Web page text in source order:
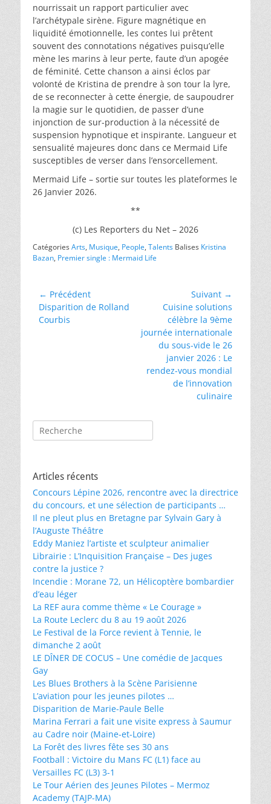
nourrissait un rapport particulier avec
l’archétypale sirène. Figure magnétique en
liquidité émotionnelle, les contes lui prêtent
souvent des connotations négatives puisqu’elle
mène les marins à leur perte, faute d’un apogée
de féminité. Cette chanson a ainsi éclos par
volonté de Kristina de prendre à son tour la lyre,
de se reconnecter à cette énergie, de saupoudrer
la magie sur le quotidien, de passer d’une
injonction de sur-production à la nécessité de
suspension hypnotique et inspirante. Langueur et
sensualité majeures donc dans ce Mermaid Life
susceptibles de verser dans l’ensorcellement.
Mermaid Life – sortie sur toutes les plateformes le
26 Janvier 2026.
**
(c) Les Reporters du Net – 2026
CatégoriesArts, Musique, People, Talents Balises Kristina
Bazan, Premier single : Mermaid Life
Navigation
de
l’article
← Précédent
Article
précédent :
Disparition de Rolland
Courbis
Suivant →
suivant :
Cuisine solutions
célèbre la 9ème
journée internationale
du sous-vide le 26
janvier 2026 : Le
rendez-vous mondial
de l’innovation
culinaire
Rechercher :
Articles récents
Concours Lépine 2026, rencontre avec la directrice
du concours, et une sélection de participants …
Il ne pleut plus en Bretagne par Sylvain Gary à
l’Auguste Théâtre
Eddy Maniez l’artiste et sculpteur animalier
Librairie : L’Inquisition Française – Des juges
contre la justice ?
Incendie : Morane 72, un Hélicoptère bombardier
d’eau léger
La REF aura comme thème « Le Courage »
La Route Leclerc du 8 au 19 août 2026
Le Festival de la Force revient à Tennie, le
dimanche 2 août
LE DÎNER DE COCUS – Une comédie de Jacques
Gay
Les Blues Brothers à la Scène Parisienne
L’aviation pour les jeunes pilotes …
Disparition de Marie-Paule Belle
Marina Ferrari a fait une visite express à Saumur
au Cadre noir (Maine-et-Loire)
La Forêt des livres fête ses 30 ans
Football : Victoire du Mans FC (L1) face au
Versailles FC (L3) 3-1
Le Tour Aérien des Jeunes Pilotes – Mermoz
Academy (TAJP-MA)